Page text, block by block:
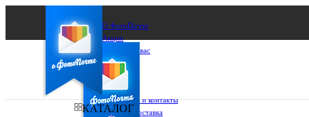
О ФотоПочте
Акции
Сделаем за вас
Бизнесу
FAQ
Франшиза
Поддержка и контакты
Оплата и доставка
КАТАЛОГ